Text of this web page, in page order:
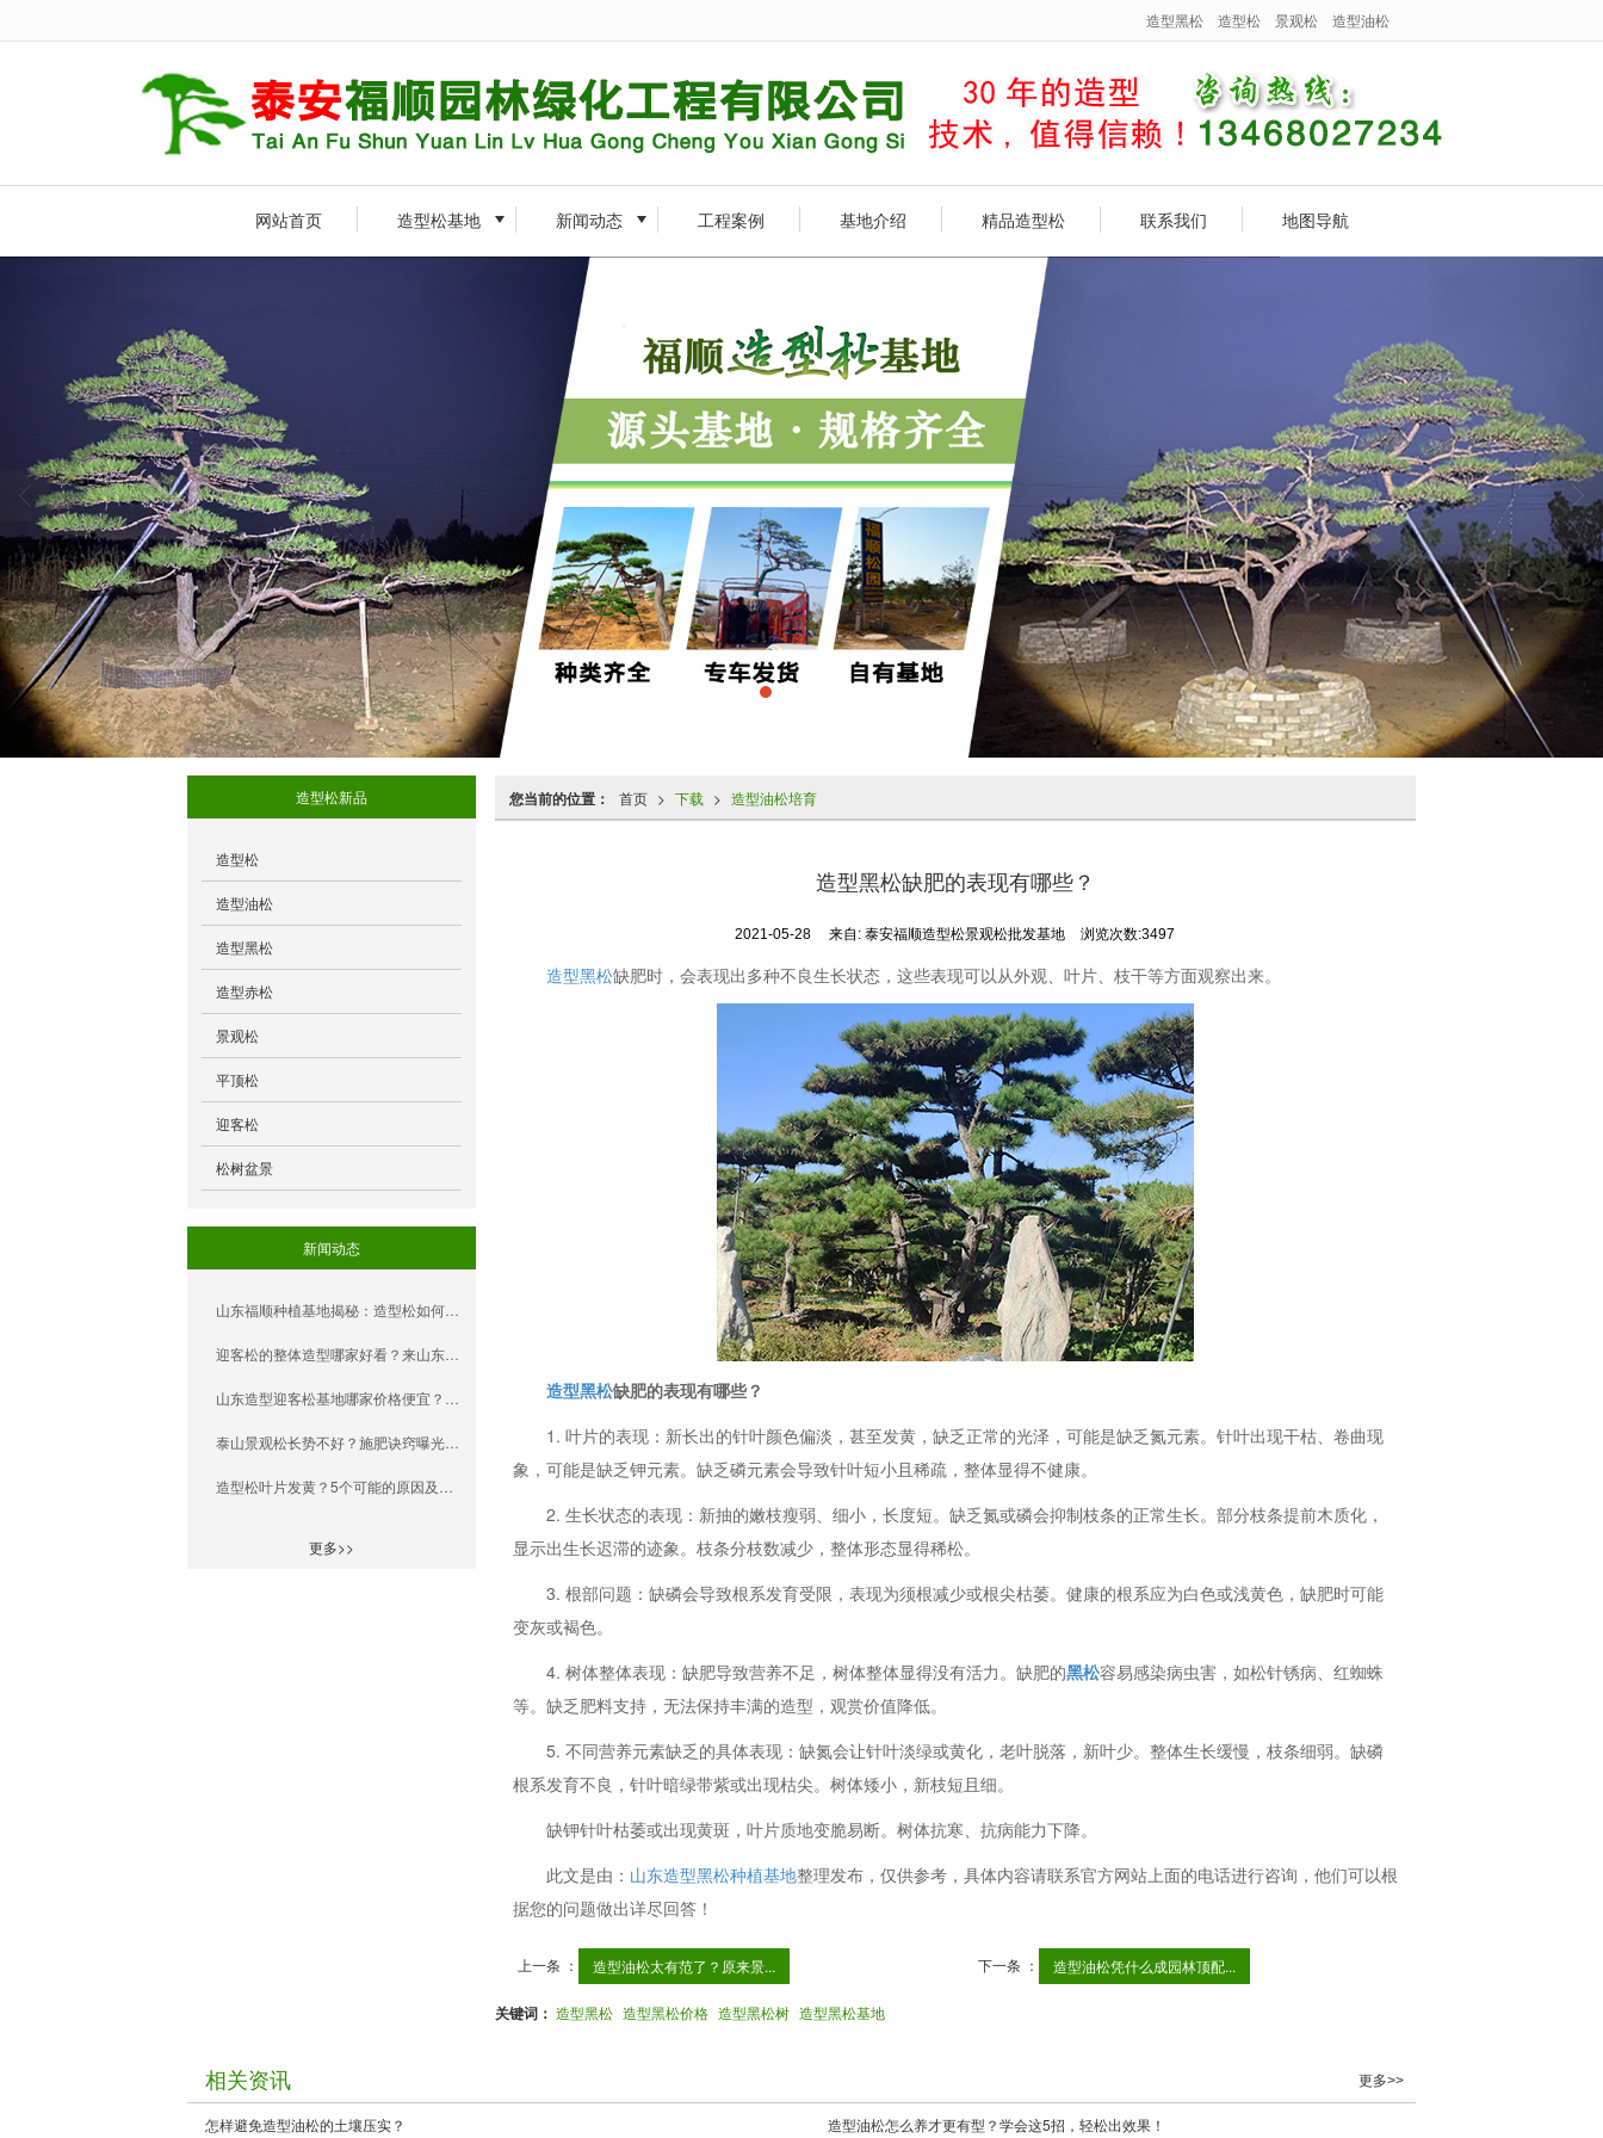
造型黑松 造型松 景观松 造型油松
网站首页 造型松基地 新闻动态 工程案例 基地介绍 精品造型松 联系我们 地图导航
您当前的位置： 首页 > 下载 > 造型油松培育
造型黑松缺肥的表现有哪些？
2021-05-28 来自:泰安福顺造型松景观松批发基地 浏览次数:3497
造型黑松缺肥时，会表现出多种不良生长状态，这些表现可以从外观、叶片、枝干等方面观察出来。
造型黑松缺肥的表现有哪些？
1. 叶片的表现：新长出的针叶颜色偏淡，甚至发黄，缺乏正常的光泽，可能是缺乏氮元素。针叶出现干枯、卷曲现
象，可能是缺乏钾元素。缺乏磷元素会导致针叶短小且稀疏，整体显得不健康。
2. 生长状态的表现：新抽的嫩枝瘦弱、细小，长度短。缺乏氮或磷会抑制枝条的正常生长。部分枝条提前木质化，
显示出生长迟滞的迹象。枝条分枝数减少，整体形态显得稀松。
3. 根部问题：缺磷会导致根系发育受限，表现为须根减少或根尖枯萎。健康的根系应为白色或浅黄色，缺肥时可能
变灰或褐色。
4. 树体整体表现：缺肥导致营养不足，树体整体显得没有活力。缺肥的黑松容易感染病虫害，如松针锈病、红蜘蛛
等。缺乏肥料支持，无法保持丰满的造型，观赏价值降低。
5. 不同营养元素缺乏的具体表现：缺氮会让针叶淡绿或黄化，老叶脱落，新叶少。整体生长缓慢，枝条细弱。缺磷
根系发育不良，针叶暗绿带紫或出现枯尖。树体矮小，新枝短且细。
缺钾针叶枯萎或出现黄斑，叶片质地变脆易断。树体抗寒、抗病能力下降。
此文是由： 山东造型黑松种植基地整理发布，仅供参考，具体内容请联系官方网站上面的电话进行咨询，他们可以根
据您的问题做出详尽回答！
上一条 ： 造型油松太有范了？原来景... 下一条 ： 造型油松凭什么成园林顶配...
关键词： 造型黑松 造型黑松价格 造型黑松树 造型黑松基地
造型松新品
造型松
造型油松
造型黑松
造型赤松
景观松
平顶松
迎客松
松树盆景
新闻动态
山东福顺种植基地揭秘：造型松如何增强抗风能力？
迎客松的整体造型哪家好看？来山东福顺园林看看
山东造型迎客松基地哪家价格便宜？福顺园林带您了解真实情况
泰山景观松长势不好？施肥诀窍曝光，让它疯长！
造型松叶片发黄？5个可能的原因及解决办法！
更多>>
相关资讯 更多>>
怎样避免造型油松的土壤压实？ 造型油松怎么养才更有型？学会这5招，轻松出效果！